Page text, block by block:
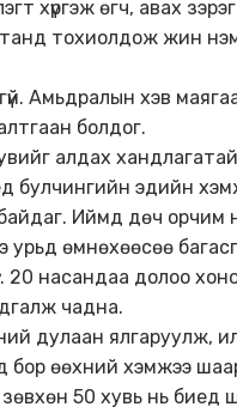
хүргэж өгч, авах
тохиолдож жин
Амьдралын хэв
болдог.
алдах
булчингийн эдийн
Иймд дөч орчим
өмнөхөөсөө
20 насандаа долоо
чадна.
дулаан ялгаруулж,
бор өөхний хэмжээ
зөвхөн 50 хувь нь